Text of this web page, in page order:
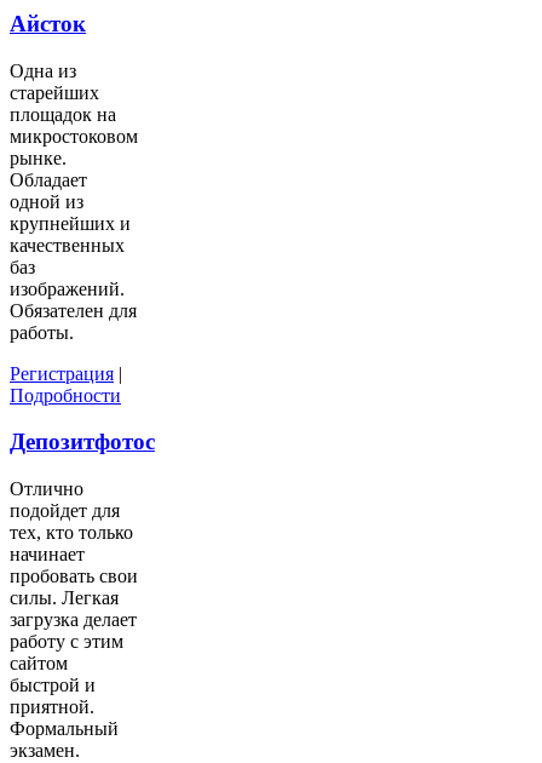
Айсток
Одна из
старейших
площадок на
микростоковом
рынке.
Обладает
одной из
крупнейших и
качественных
баз
изображений.
Обязателен для
работы.
Регистрация |
Подробности
Депозитфотос
Отлично
подойдет для
тех, кто только
начинает
пробовать свои
силы. Легкая
загрузка делает
работу с этим
сайтом
быстрой и
приятной.
Формальный
экзамен.